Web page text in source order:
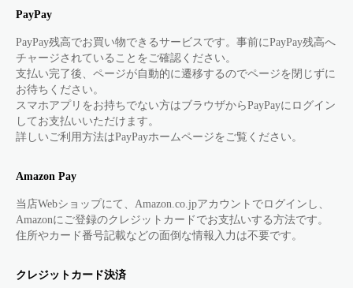
PayPay
PayPay残高でお買い物できるサービスです。事前にPayPay残高へ
チャージされていることをご確認ください。
支払い完了後、ページが自動的に遷移するのでページを閉じずに
お待ちください。
スマホアプリをお持ちでない方はブラウザからPayPayにログイン
してお支払いいただけます。
詳しいご利用方法はPayPayホームページをご覧ください。
Amazon Pay
当店Webショップにて、Amazon.co.jpアカウントでログインし、
Amazonにご登録のクレジットカードでお支払いする方法です。
住所やカード番号記載などの面倒な情報入力は不要です。
クレジットカード決済